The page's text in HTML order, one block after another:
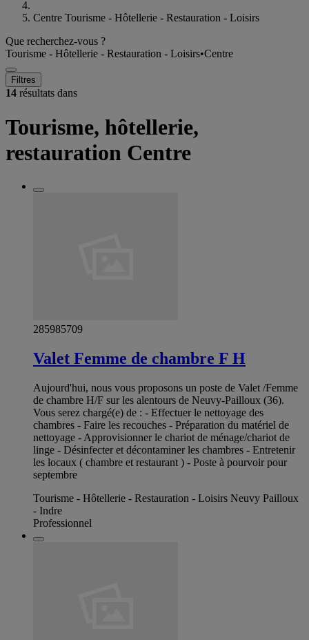
Centre Tourisme - Hôtellerie - Restauration - Loisirs
Que recherchez-vous ?
Tourisme - Hôtellerie - Restauration - Loisirs•Centre
Filtres
14 résultats dans
Tourisme, hôtellerie,
restauration Centre
285985709
Valet Femme de chambre F H
Aujourd'hui, nous vous proposons un poste de Valet /Femme
de chambre H/F sur les alentours de Neuvy-Pailloux (36).
Vous serez chargé(e) de : - Effectuer le nettoyage des
chambres - Faire les recouches - Préparation du matériel de
nettoyage - Approvisionner le chariot de ménage/chariot de
linge - Désinfecter et décontaminer les chambres - Entretenir
les locaux ( chambre et restaurant ) - Poste à pourvoir pour
septembre
Tourisme - Hôtellerie - Restauration - Loisirs Neuvy Pailloux
- Indre
Professionnel